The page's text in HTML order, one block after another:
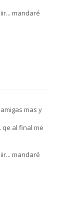
mandaré
mas y
qe al final me
mandaré